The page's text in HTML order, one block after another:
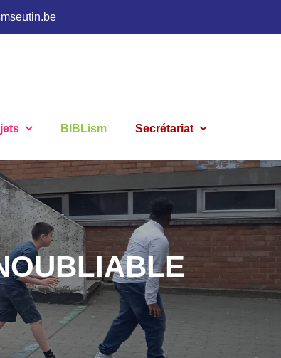
BIBLism Secrétariat